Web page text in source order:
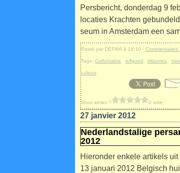
Persbericht, donderdag 9
locaties Krachten
seum in Amsterdam een
Posté par DEFI66 à 16:10 - Commentaires
Tags: Colfontaine erfgoed Wasmes
cultuur
Vous aimez ? 0 vote
27 janvier 2012
Nederlandstalige
2012
Hieronder enkele artikels
13 januari 2012 Belgisch